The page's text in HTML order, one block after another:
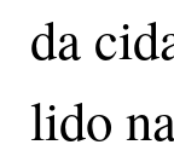
da
lido